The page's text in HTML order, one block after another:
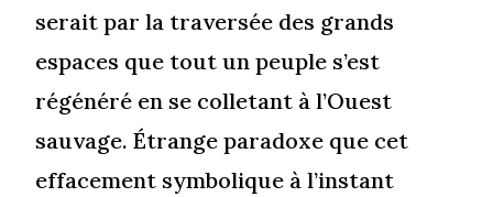
serait par la traversée des grands
espaces que tout un peuple s’est
régénéré en se colletant à l’Ouest
sauvage. Étrange paradoxe que cet
effacement symbolique à l’instant